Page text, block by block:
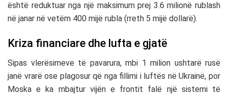
është reduktuar nga një maksimum prej 3.6 milionë rublash
në janar në vetëm 400 mijë rubla (rreth 5 mijë dollarë).
Kriza financiare dhe lufta e gjatë
Sipas vlerësimeve të pavarura, mbi 1 milion ushtarë rusë
janë vrarë ose plagosur që nga fillimi i luftës në Ukrainë, por
Moska e ka mbajtur vijën e frontit falë një sistemi të